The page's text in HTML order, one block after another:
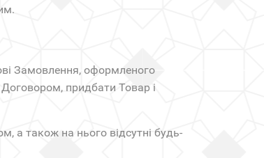
Замовлення, оформленого
Договором, придбати Товар і
а також на нього відсутні будь-